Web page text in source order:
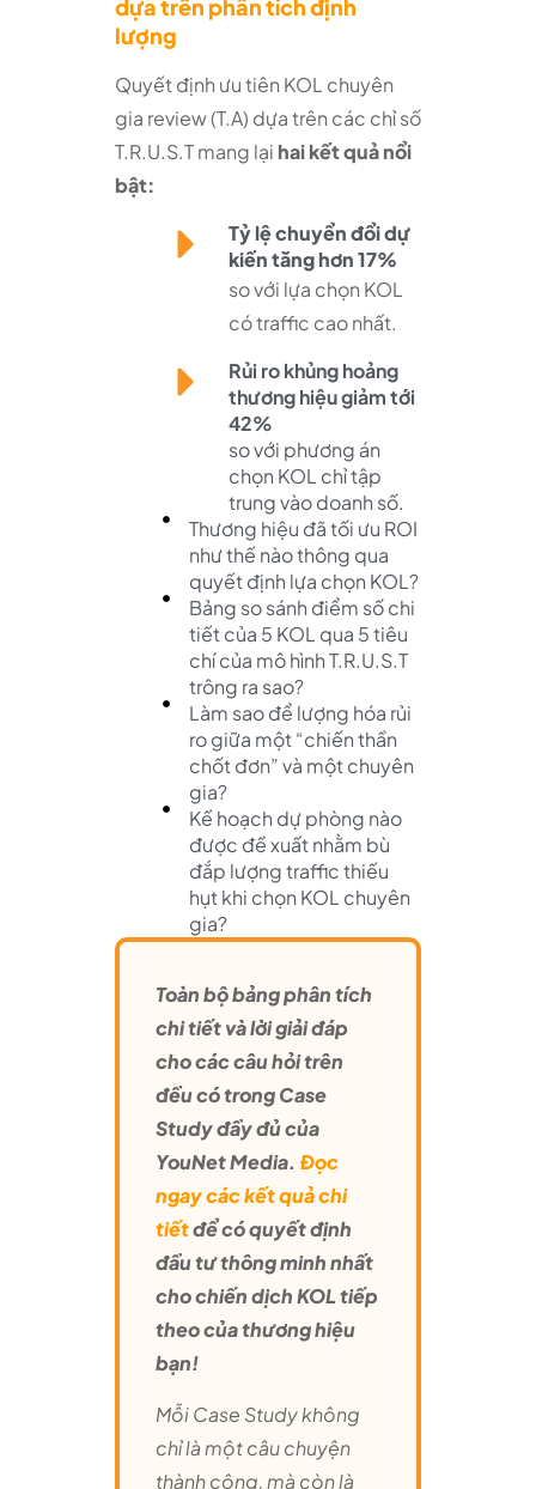
dựa trên phân tích định
lượng
Quyết định ưu tiên KOL chuyên
gia review (T.A) dựa trên các chỉ số
T.R.U.S.T mang lại hai kết quả nổi
bật:
Tỷ lệ chuyển đổi dự
kiến tăng hơn 17%
so với lựa chọn KOL
có traffic cao nhất.
Rủi ro khủng hoảng
thương hiệu giảm tới
42%
so với phương án
chọn KOL chỉ tập
trung vào doanh số.
Thương hiệu đã tối ưu ROI
như thế nào thông qua
quyết định lựa chọn KOL?
Bảng so sánh điểm số chi
tiết của 5 KOL qua 5 tiêu
chí của mô hình T.R.U.S.T
trông ra sao?
Làm sao để lượng hóa rủi
ro giữa một “chiến thần
chốt đơn” và một chuyên
gia?
Kế hoạch dự phòng nào
được đề xuất nhằm bù
đắp lượng traffic thiếu
hụt khi chọn KOL chuyên
gia?
Toàn bộ bảng phân tích
chi tiết và lời giải đáp
cho các câu hỏi trên
đều có trong Case
Study đầy đủ của
YouNet Media. Đọc
ngay các kết quả chi
tiếtđể có quyết định
đầu tư thông minh nhất
cho chiến dịch KOL tiếp
theo của thương hiệu
bạn!
Mỗi Case Study không
chỉ là một câu chuyện
thành công, mà còn là